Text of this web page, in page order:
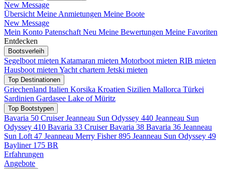
New Message
Übersicht Meine Anmietungen Meine Boote
New Message
Mein Konto Patenschaft Neu Meine Bewertungen Meine Favoriten
Entdecken
Bootsverleih
Segelboot mieten Katamaran mieten Motorboot mieten RIB mieten
Hausboot mieten Yacht chartern Jetski mieten
Top Destinationen
Griechenland Italien Korsika Kroatien Sizilien Mallorca Türkei
Sardinien Gardasee Lake of Müritz
Top Bootstypen
Bavaria 50 CruiserJeanneau Sun Odyssey 440 Jeanneau Sun
Odyssey 410 Bavaria 33 CruiserBavaria 38 Bavaria 36 Jeanneau
Sun Loft 47 Jeanneau Merry Fisher 895 Jeanneau Sun Odyssey 49
Bayliner 175 BR
Erfahrungen
Angebote